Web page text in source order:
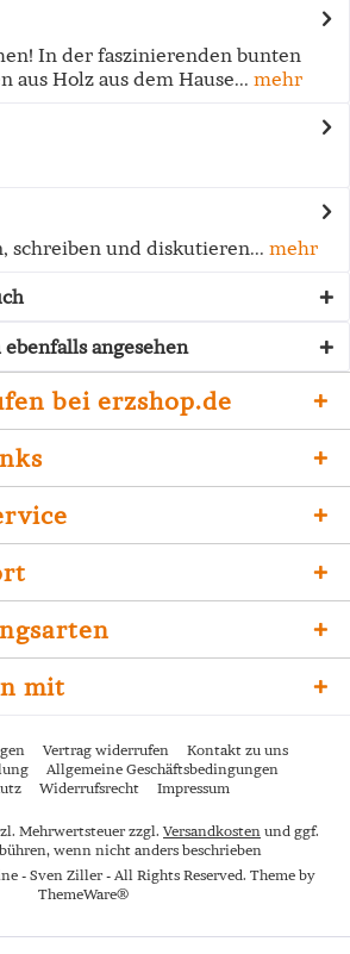
In der faszinierenden bunten
aus Holz aus dem Hause... mehr
schreiben und diskutieren... mehr
angesehen
bei erzshop.de
mit
Vertrag widerrufen
Kontakt zu uns
Allgemeine Geschäftsbedingungen
Widerrufsrecht Impressum
Mehrwertsteuer zzgl. Versandkosten und ggf.
wenn nicht anders beschrieben
- Sven Ziller - All Rights Reserved. Theme by
ThemeWare®